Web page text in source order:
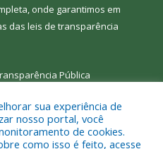
onde garantimos em
das leis de transparência
Pública
sua experiência de
nosso portal, você
de cookies.
como isso é feito, acesse